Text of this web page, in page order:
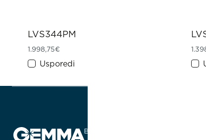
LVS344PM
1.998,75€
Usporedi